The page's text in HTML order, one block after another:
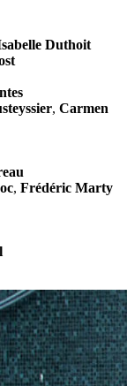
Duthoit
, Carmen
, Frédéric Marty